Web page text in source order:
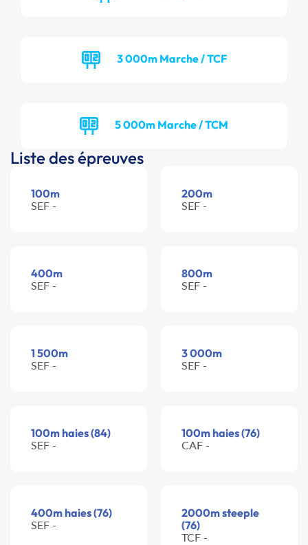
3 000m Marche / TCF
5 000m Marche / TCM
Liste des épreuves
100m
SEF -
200m
SEF -
400m
SEF -
800m
SEF -
1 500m
SEF -
3 000m
SEF -
100m haies (84)
SEF -
100m haies (76)
CAF -
400m haies (76)
SEF -
2000m steeple
(76)
TCF -